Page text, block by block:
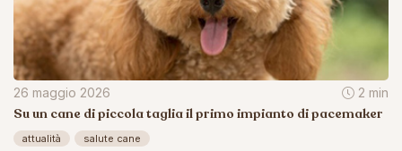
26 maggio 2026 2 min
Su un cane di piccola taglia il primo impianto di pacemaker
attualità salute cane